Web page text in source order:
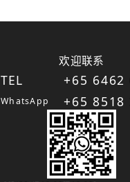
欢迎联系
TEL
WhatsApp
+65 6462
+65 8518